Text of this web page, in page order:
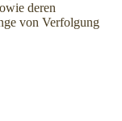
deren
von Verfolgung